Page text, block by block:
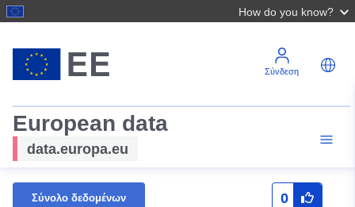
How do you know?
Σύνδεση
European data
data.europa.eu
Σύνολο δεδομένων 0